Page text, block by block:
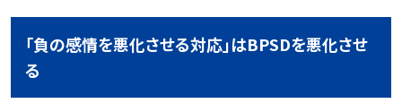
「負の感情を悪化させる対応」はBPSDを悪化させ
る